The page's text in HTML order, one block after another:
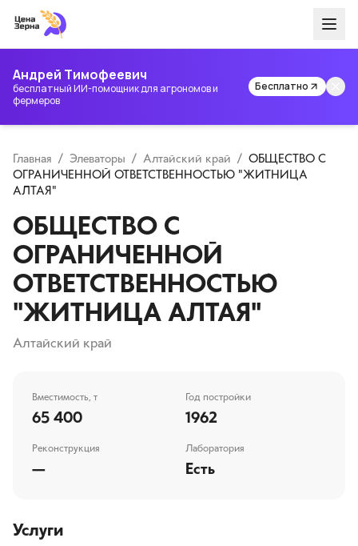
Андрей Тимофеевич
бесплатный ИИ-помощник для агрономов и
фермеров
Бесплатно
Главная / Элеваторы / Алтайский край / ОБЩЕСТВО С
ОГРАНИЧЕННОЙ ОТВЕТСТВЕННОСТЬЮ "ЖИТНИЦА
АЛТАЯ"
ОБЩЕСТВО С
ОГРАНИЧЕННОЙ
ОТВЕТСТВЕННОСТЬЮ
"ЖИТНИЦА АЛТАЯ"
Алтайский край
Вместимость, т
65 400
Год постройки
1962
Реконструкция
—
Лаборатория
Есть
Услуги